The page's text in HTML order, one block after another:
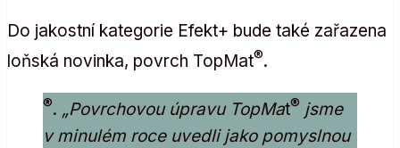
Do jakostní kategorie Efekt+ bude také zařazena
loňská novinka, povrch TopMat®.
®. „Povrchovou úpravu TopMat® jsme
v minulém roce uvedli jako pomyslnou